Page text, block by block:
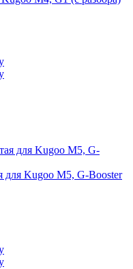
Kugoo M5, G-Booster